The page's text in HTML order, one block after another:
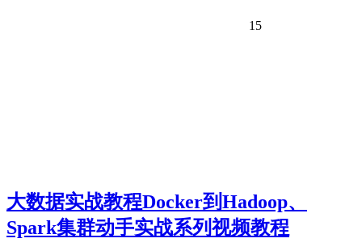
15
大数据实战教程Docker到Hadoop、
Spark集群动手实战系列视频教程